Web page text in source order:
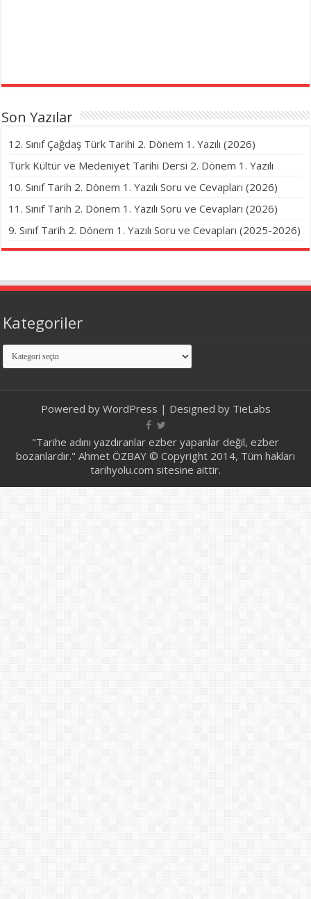
Son Yazılar
12. Sınıf Çağdaş Türk Tarihi 2. Dönem 1. Yazılı (2026)
Türk Kültür ve Medeniyet Tarihi Dersi 2. Dönem 1. Yazılı
10. Sınıf Tarih 2. Dönem 1. Yazılı Soru ve Cevapları (2026)
11. Sınıf Tarih 2. Dönem 1. Yazılı Soru ve Cevapları (2026)
9. Sınıf Tarih 2. Dönem 1. Yazılı Soru ve Cevapları (2025-2026)
Kategoriler
Kategoriler
Powered by WordPress | Designed by TieLabs
"Tarihe adını yazdıranlar ezber yapanlar değil, ezber
bozanlardır." Ahmet ÖZBAY © Copyright 2014, Tüm hakları
tarihyolu.com sitesine aittir.